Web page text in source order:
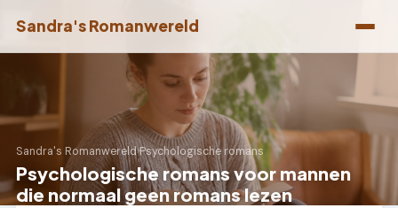
Sandra's Romanwereld
Sandra's Romanwereld›Psychologische romans
Psychologische romans voor mannen
die normaal geen romans lezen